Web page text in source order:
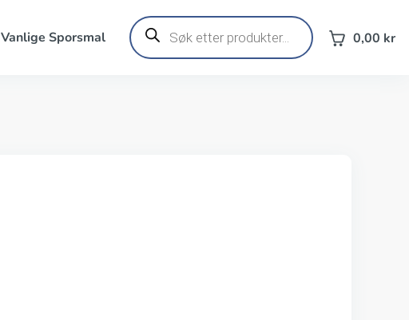
Vanlige Sporsmal
Products
search 0,00 kr